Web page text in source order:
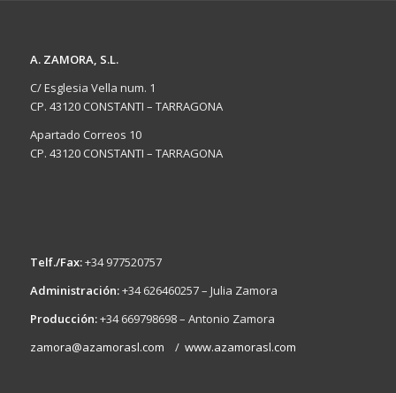
A. ZAMORA, S.L.
C/ Esglesia Vella num. 1
CP. 43120 CONSTANTI – TARRAGONA
Apartado Correos 10
CP. 43120 CONSTANTI – TARRAGONA
Telf./Fax:+34 977520757
Administración:+34 626460257 – Julia Zamora
Producción:+34 669798698 – Antonio Zamora
zamora@azamorasl.com / www.azamorasl.com